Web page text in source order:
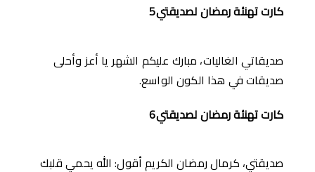
كارت تهنئة رمضان لصديقتي5
صديقاتي الغاليات، مبارك عليكم الشهر يا أعز وأحلى
صديقات في هذا الكون الواسع.
كارت تهنئة رمضان لصديقتي6
صديقتي، كرمال رمضان الكريم أقول: الله يحمي قلبك